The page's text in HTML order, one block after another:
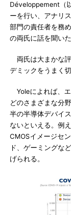
Développement（
ーを行い、アナリ
部門の責任者を務
の両氏に話を聞いた
両氏は大まかな
デミックをうまく
Yoleによれば、
どのさまざまな分
半の半導体デバイ
ないといえる。例
CMOSイメージセ
ド、ゲーミングな
げられる。